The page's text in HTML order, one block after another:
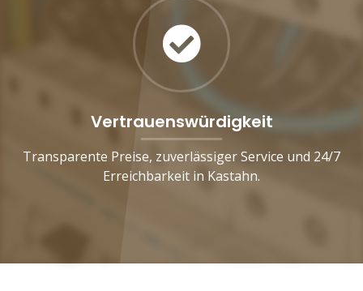
Vertrauenswürdigkeit
Transparente Preise, zuverlässiger Service und 24/7
Erreichbarkeit in Kastahn.